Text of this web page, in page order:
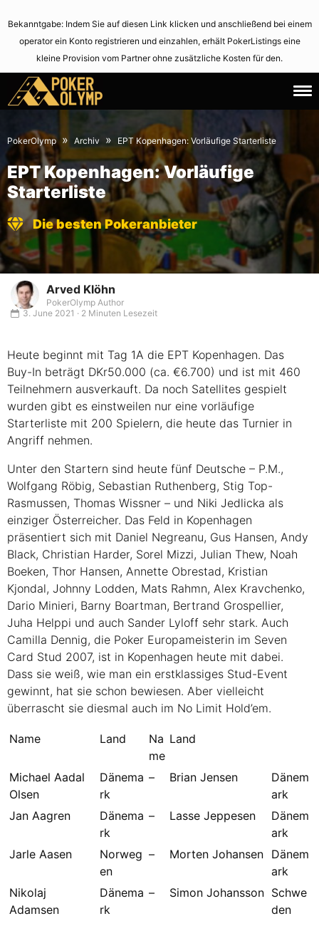
Bekanntgabe: Indem Sie auf diesen Link klicken und anschließend bei einem
operator ein Konto registrieren und einzahlen, erhält PokerListings eine
kleine Provision vom Partner ohne zusätzliche Kosten für den.
February
2008
3,
2021
PokerOlymp » Archiv » EPT Kopenhagen: Vorläufige Starterliste
EPT Kopenhagen: Vorläufige
Starterliste
Die besten Pokeranbieter
Arved Klöhn
PokerOlymp Author
3. June 2021 · 2 Minuten Lesezeit
Heute beginnt mit Tag 1A die EPT Kopenhagen. Das
Buy-In beträgt DKr50.000 (ca. €6.700) und ist mit 460
Teilnehmern ausverkauft. Da noch Satellites gespielt
wurden gibt es einstweilen nur eine vorläufige
Starterliste mit 200 Spielern, die heute das Turnier in
Angriff nehmen.
Unter den Startern sind heute fünf Deutsche – P.M.,
Wolfgang Röbig, Sebastian Ruthenberg, Stig Top-
Rasmussen, Thomas Wissner – und Niki Jedlicka als
einziger Österreicher. Das Feld in Kopenhagen
präsentiert sich mit Daniel Negreanu, Gus Hansen, Andy
Black, Christian Harder, Sorel Mizzi, Julian Thew, Noah
Boeken, Thor Hansen, Annette Obrestad, Kristian
Kjondal, Johnny Lodden, Mats Rahmn, Alex Kravchenko,
Dario Minieri, Barny Boartman, Bertrand Grospellier,
Juha Helppi und auch Sander Lyloff sehr stark. Auch
Camilla Dennig, die Poker Europameisterin im Seven
Card Stud 2007, ist in Kopenhagen heute mit dabei.
Dass sie weiß, wie man ein erstklassiges Stud-Event
gewinnt, hat sie schon bewiesen. Aber vielleicht
überrascht sie diesmal auch im No Limit Hold’em.
Name Land
Na
me
Land
Michael Aadal
Olsen
Dänema
rk
– Brian Jensen
Dänem
ark
Jan Aagren
Dänema
rk
– Lasse Jeppesen
Dänem
ark
Jarle Aasen
Norweg
en
– Morten Johansen Dänem
ark
Nikolaj
Adamsen
Dänema
rk
– Simon Johansson Schwe
den